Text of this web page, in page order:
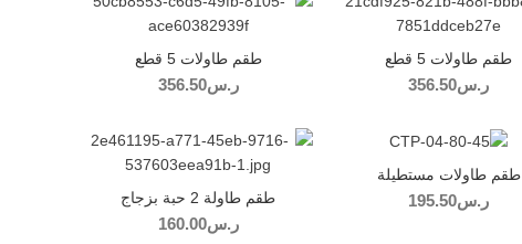
طقم طاولات 5 قطع
ر.س356.50
طقم طاولات 5 قطع
ر.س356.50
طقم طاولات مستطيلة
ر.س195.50 طقم طاولة 2 حبة بزجاج
ر.س160.00